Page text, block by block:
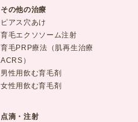
その他の治療
ピアス穴あけ
育毛エクソソーム注射
育毛PRP療法（肌再生治療
ACRS）
男性用飲む育毛剤
女性用飲む育毛剤
点滴・注射